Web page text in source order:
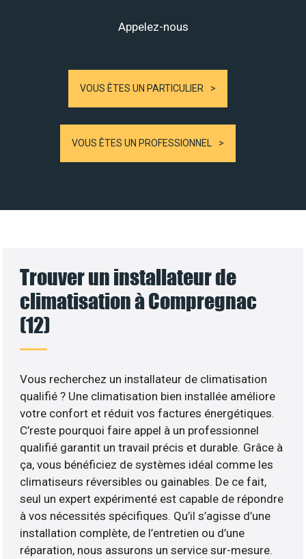
Appelez-nous
VOUS ÊTES UN PARTICULIER
VOUS ÊTES UN PROFESSIONNEL
Trouver un installateur de
climatisation à Compregnac
(12)
Vous recherchez un installateur de climatisation
qualifié ? Une climatisation bien installée améliore
votre confort et réduit vos factures énergétiques.
C’reste pourquoi faire appel à un professionnel
qualifié garantit un travail précis et durable. Grâce à
ça, vous bénéficiez de systèmes idéal comme les
climatiseurs réversibles ou gainables. De ce fait,
seul un expert expérimenté est capable de répondre
à vos nécessités spécifiques. Qu’il s’agisse d’une
installation complète, de l’entretien ou d’une
réparation, nous assurons un service sur-mesure.